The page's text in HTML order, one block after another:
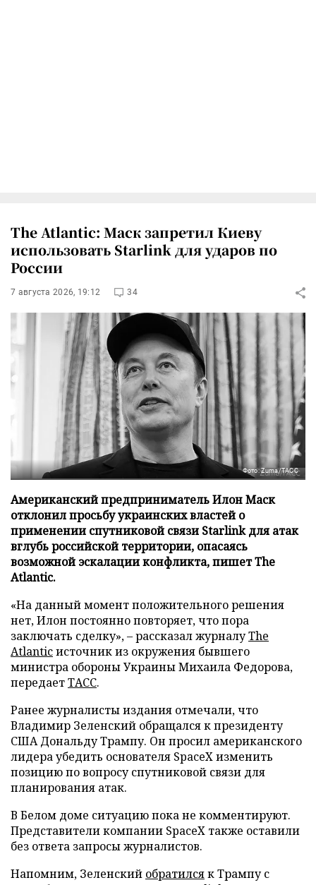
The Atlantic: Маск запретил Киеву
использовать Starlink для ударов по
России
7 августа 2026, 19:12 34
Фото: Zuma/ТАСС
Американский предприниматель Илон Маск
отклонил просьбу украинских властей о
применении спутниковой связи Starlink для атак
вглубь российской территории, опасаясь
возможной эскалации конфликта, пишет The
Atlantic.
«На данный момент положительного решения
нет, Илон постоянно повторяет, что пора
заключать сделку», – рассказал журналуThe
Atlanticисточник из окружения бывшего
министра обороны Украины Михаила Федорова,
передаетТАСС.
Ранее журналисты издания отмечали, что
Владимир Зеленский обращался к президенту
США Дональду Трампу. Он просил американского
лидера убедить основателя SpaceX изменить
позицию по вопросу спутниковой связи для
планирования атак.
В Белом доме ситуацию пока не комментируют.
Представители компании SpaceX также оставили
без ответа запросы журналистов.
Напомним, Зеленский обратилсяк Трампу с